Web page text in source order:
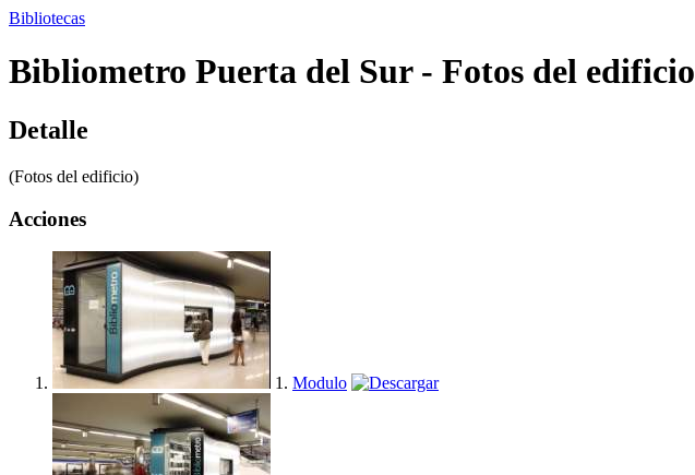
Bibliotecas
Bibliometro Puerta del Sur - Fotos del edificio
Detalle
(Fotos del edificio)
Acciones
1. Modulo